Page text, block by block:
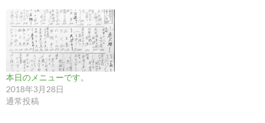
本日のメニューです。
2018年3月28日
通常投稿